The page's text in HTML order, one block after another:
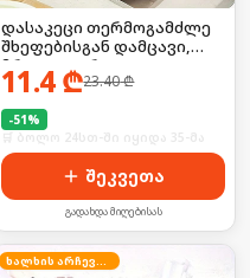
დასაკეცი თერმოგამძლე
შხეფებისგან დამცავი,
მრავალჯერადი
11.4₾23.40₾
-51%
🛒 ბოლო 24სთ-ში იყიდა 35-მა
შეკვეთა
გადახდა მიღებისას
ხალხის არჩევანი